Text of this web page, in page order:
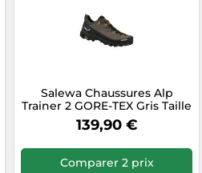
Salewa Chaussures Alp
Trainer 2 GORE-TEX Gris Taille
44,5
139,90 €
Comparer 2 prix